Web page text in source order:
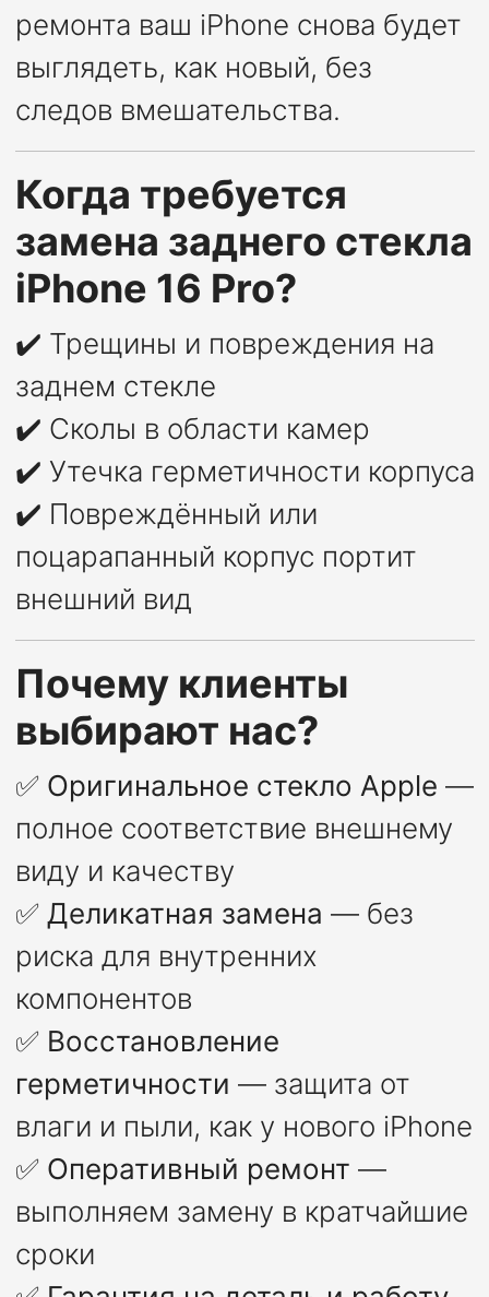
ремонта ваш iPhone снова будет
выглядеть, как новый, без
следов вмешательства.
Когда требуется
замена заднего стекла
iPhone 16 Pro?
✔️ Трещины и повреждения на
заднем стекле
✔️ Сколы в области камер
✔️ Утечка герметичности корпуса
✔️ Повреждённый или
поцарапанный корпус портит
внешний вид
Почему клиенты
выбирают нас?
✅ Оригинальное стекло Apple —
полное соответствие внешнему
виду и качеству
✅ Деликатная замена — без
риска для внутренних
компонентов
✅ Восстановление
герметичности — защита от
влаги и пыли, как у нового iPhone
✅ Оперативный ремонт —
выполняем замену в кратчайшие
сроки